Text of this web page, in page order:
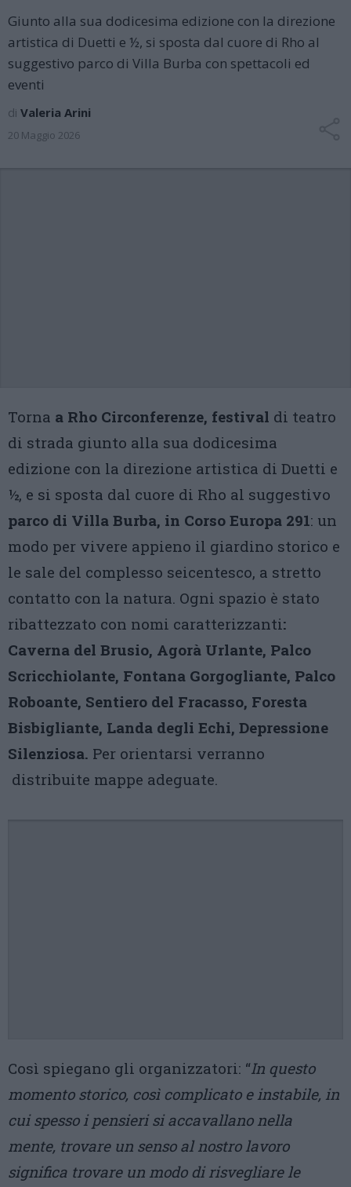
Giunto alla sua dodicesima edizione con la direzione
artistica di Duetti e ½, si sposta dal cuore di Rho al
suggestivo parco di Villa Burba con spettacoli ed
eventi
di Valeria Arini
20 Maggio 2026
Torna a Rho Circonferenze, festival di teatro
di strada giunto alla sua dodicesima
edizione con la direzione artistica di Duetti e
½, e si sposta dal cuore di Rho al suggestivo
parco di Villa Burba, in Corso Europa 291: un
modo per vivere appieno il giardino storico e
le sale del complesso seicentesco, a stretto
contatto con la natura. Ogni spazio è stato
ribattezzato con nomi caratterizzanti:
Caverna del Brusio, Agorà Urlante, Palco
Scricchiolante, Fontana Gorgogliante, Palco
Roboante, Sentiero del Fracasso, Foresta
Bisbigliante, Landa degli Echi, Depressione
Silenziosa. Per orientarsi verranno
distribuite mappe adeguate.
Così spiegano gli organizzatori: “In questo
momento storico, così complicato e instabile, in
cui spesso i pensieri si accavallano nella
mente, trovare un senso al nostro lavoro
significa trovare un modo di risvegliare le